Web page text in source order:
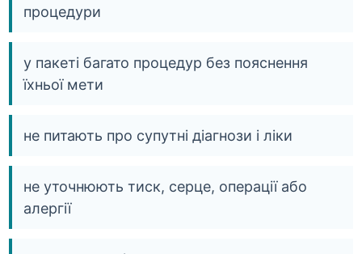
процедури
у пакеті багато процедур без пояснення
їхньої мети
не питають про супутні діагнози і ліки
не уточнюють тиск, серце, операції або
алергії